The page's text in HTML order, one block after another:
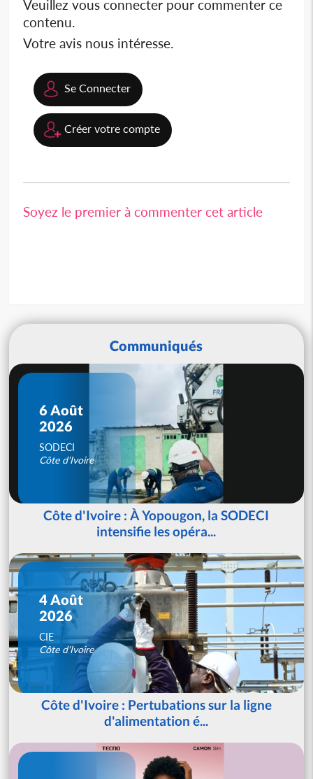
Veuillez vous connecter pour commenter ce
contenu.
Votre avis nous intéresse.
Se Connecter
Créer votre compte
Soyez le premier à commenter cet article
Communiqués
6 Août
2026
SODECI
Côte d'Ivoire
Côte d'Ivoire : À Yopougon, la SODECI
intensifie les opéra...
4 Août
2026
CIE
Côte d'Ivoire
Côte d'Ivoire : Pertubations sur la ligne
d'alimentation é...